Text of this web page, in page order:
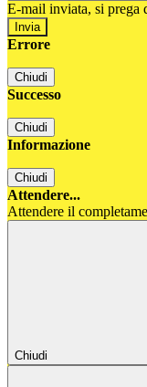
E-mail inviata, si prega
Errore
Chiudi
Successo
Chiudi
Informazione
Chiudi
Attendere...
Attendere il
Chiudi